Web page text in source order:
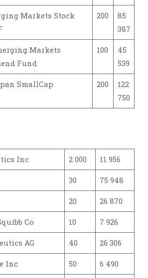
Markets Stock
200
85
387
Markets
Fund
100
45
539
SmallCap
200
122
750
Inc 2 000 11 956
30 75 948
20 26 870
Co 10 7 926
AG 40 26 306
Inc 50 6 490